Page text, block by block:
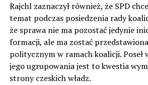
Rajchl zaznaczył również, że SPD
temat podczas posiedzenia rady
że sprawa nie ma pozostać jedynie
formacji, ale ma zostać
politycznym w ramach koalicji. Poseł
jego ugrupowania jest to kwestia
strony czeskich władz.